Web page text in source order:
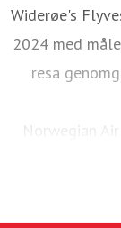
Widerøe's
2024 med
resa
Norwegian
erbjuder ett
nordiska